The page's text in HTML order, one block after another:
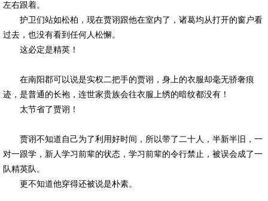
左右跟着。
护卫们站如松柏，现在贾诩跟他在室内了，诸葛均从打开的窗户看
过去，也没有看到任何人松懈。
这必定是精英！
在南阳郡可以说是实权二把手的贾诩，身上的衣服却毫无骄奢痕
迹，是普通的长袍，连世家贵族会往衣服上绣的暗纹都没有！
太节省了贾诩！
贾诩不知道自己为了利用好时间，所以带了二十人，半新半旧，一
对一跟学，新人学习前辈的状态，学习前辈的令行禁止，被误会成了一
队精英队。
更不知道他穿得还被说是朴素。